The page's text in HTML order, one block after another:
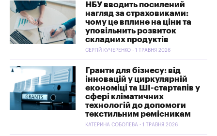
НБУ вводить посилений
нагляд за страховиками:
чому це вплине на ціни та
уповільнить розвиток
складних продуктів
СЕРГІЙ КУЧЕРЕНКО - 1 ТРАВНЯ 2026
Гранти для бізнесу: від
інновацій у циркулярній
економіці та ШІ-стартапів у
сфері кліматичних
технологій до допомоги
текстильним ремісникам
КАТЕРИНА СОБОЛЕВА - 1 ТРАВНЯ 2026